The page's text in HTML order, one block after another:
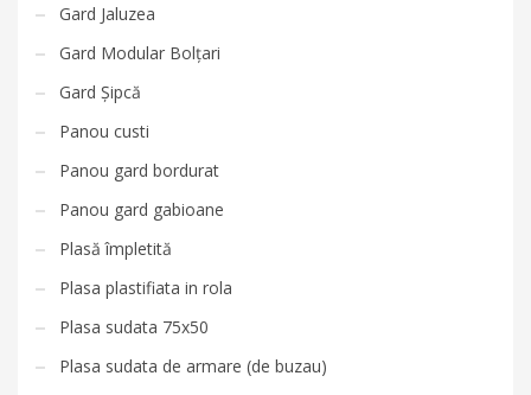
Gard Jaluzea
Gard Modular Bolțari
Gard Șipcă
Panou custi
Panou gard bordurat
Panou gard gabioane
Plasă împletită
Plasa plastifiata in rola
Plasa sudata 75x50
Plasa sudata de armare (de buzau)